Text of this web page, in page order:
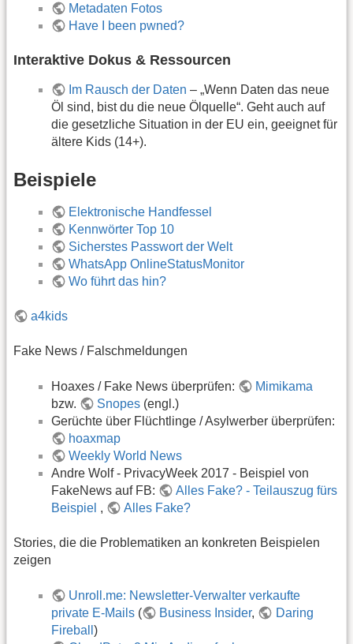
Metadaten Fotos
Have I been pwned?
Interaktive Dokus & Ressourcen
Im Rausch der Daten – „Wenn Daten das neue
Öl sind, bist du die neue Ölquelle“. Geht auch auf
die gesetzliche Situation in der EU ein, geeignet für
ältere Kids (14+).
Beispiele
Elektronische Handfessel
Kennwörter Top 10
Sicherstes Passwort der Welt
WhatsApp OnlineStatusMonitor
Wo führt das hin?
a4kids
Fake News / Falschmeldungen
Hoaxes / Fake News überprüfen:
Mimikama
bzw.
Snopes (engl.)
Gerüchte über Flüchtlinge / Asylwerber überprüfen:
hoaxmap
Weekly World News
Andre Wolf - PrivacyWeek 2017 - Beispiel von
FakeNews auf FB:
Alles Fake? - Teilauszug fürs
Beispiel , Alles Fake?
Stories, die die Problematiken an konkreten Beispielen
zeigen
Unroll.me: Newsletter-Verwalter verkaufte
private E-Mails ( Business Insider,
Daring
Fireball )